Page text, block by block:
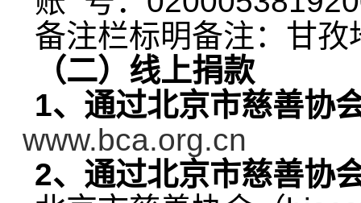
备注栏标明备注：甘孜
（二）线上捐款
1、通过北京市慈善协
www.bca.org.cn
2、通过北京市慈善协